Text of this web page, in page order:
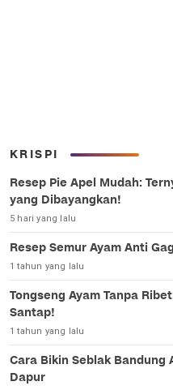
KRISPI
Resep Pie Apel Mudah:
yang Dibayangkan!
5 hari yang lalu
Resep Semur Ayam Anti
1 tahun yang lalu
Tongseng Ayam Tanpa
Santap!
1 tahun yang lalu
Cara Bikin Seblak Bandung
Dapur